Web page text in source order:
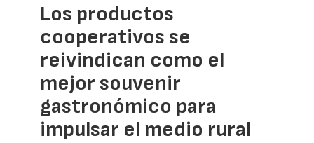
Los productos
cooperativos se
reivindican como el
mejor souvenir
gastronómico para
impulsar el medio rural